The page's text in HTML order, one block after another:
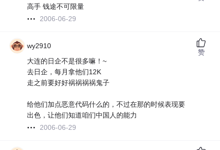
高手 钱途不可限量
2006-06-29
wy2910
大连的日企不是很多嘛！~
去日企，每月拿他们12K
走之前要好好祸祸祸祸鬼子
给他们加点恶意代码什么的，不过在那的时候表现要
出色，让他们知道咱们中国人的能力
2006-06-29
赞